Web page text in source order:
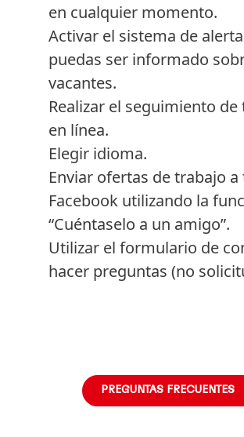
en cualquier momento.
Activar el sistema de
puedas ser informado
vacantes.
Realizar el seguimiento
en línea.
Elegir idioma.
Enviar ofertas de trabajo a
Facebook utilizando la
“Cuéntaselo a un amigo”.
Utilizar el formulario de
hacer preguntas (no
PREGUNTAS FRECUENTES